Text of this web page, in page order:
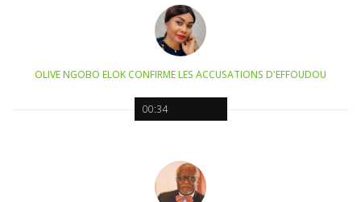
00:34
OLIVE NGOBO ELOK CONFIRME LES ACCUSATIONS D'EFFOUDOU